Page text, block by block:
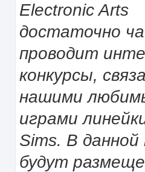
Electronic Arts
достаточно
проводит
конкурсы,
нашими
играми
Sims. В
будут